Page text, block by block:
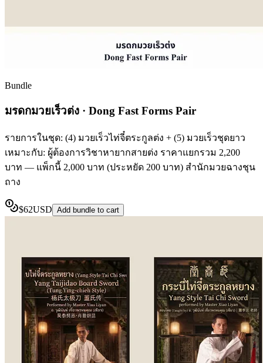
Bundle
มรดกมวยเร็วต่ง · Dong Fast Forms Pair
รายการในชุด: (4) มวยเร็วไท่จี๋ตระกูลต่ง + (5) มวยเร็วชุดยาว
เหมาะกับ: ผู้ต้องการวิชาหายากสายต่ง ราคาแยกรวม 2,200
บาท — แพ็กนี้ 2,000 บาท (ประหยัด 200 บาท) สำนักมวยฉางชุน
ถาง
$62USD Add bundle to cart